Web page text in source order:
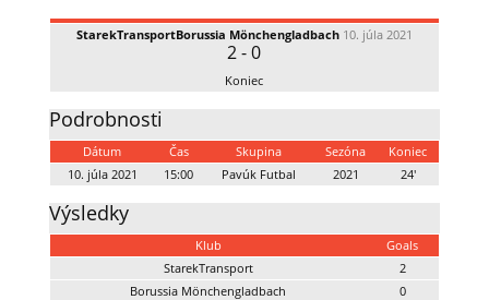
StarekTransportBorussia Mönchengladbach 10. júla 2021
2-0
Koniec
Podrobnosti
Dátum Čas Skupina Sezóna
Koniec
10. júla 2021
15:00 Pavúk Futbal 2021 24'
Výsledky
Klub
Goals
StarekTransport
2
Borussia Mönchengladbach
0